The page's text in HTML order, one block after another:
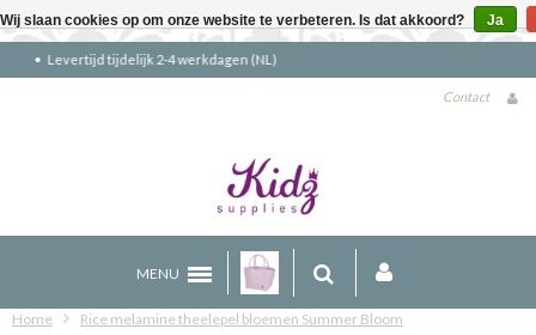
Gratis verzending boven €90 (NL)
Contact
MENU
Home Rice melamine theelepel bloemen Summer Bloom
Wij slaan cookies op om onze website te verbeteren. Is dat akkoord? Ja